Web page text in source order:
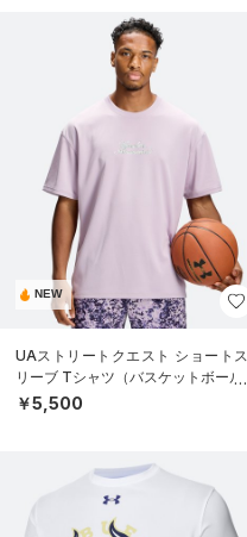
NEW
UAストリートクエスト ショートス
リーブ Tシャツ（バスケットボール/
MEN）
￥5,500